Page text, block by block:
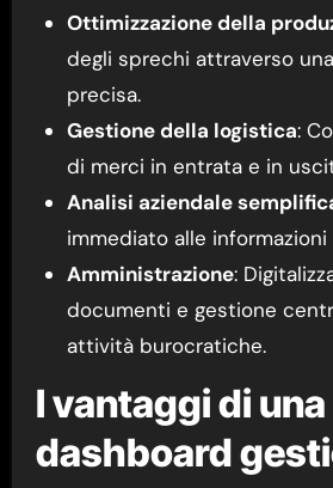
Ottimizzazione della
degli sprechi attraverso
precisa.
Gestione della logistica:
di merci in entrata e in
Analisi aziendale
immediato alle
Amministrazione:
documenti e gestione
attività burocratiche.
I vantaggi di una
dashboard